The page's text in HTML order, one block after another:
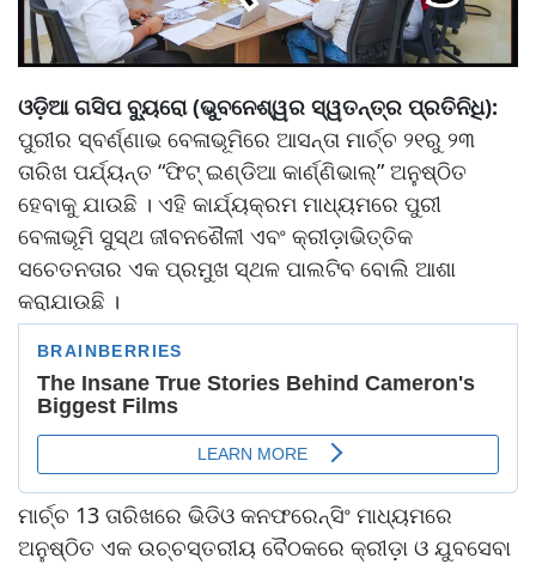
ଓଡ଼ିଆ ଗସିପ ବ୍ୟୁରୋ (ଭୁବନେଶ୍ୱର ସ୍ୱତନ୍ତ୍ର ପ୍ରତିନିଧି):
ପୁରୀର ସ୍ବର୍ଣ୍ଣାଭ ବେଳାଭୂମିରେ ଆସନ୍ତା ମାର୍ଚ୍ଚ ୨୧ରୁ ୨୩
ତାରିଖ ପର୍ଯ୍ୟନ୍ତ “ଫିଟ୍ ଇଣ୍ଡିଆ କାର୍ଣ୍ଣିଭାଲ୍” ଅନୁଷ୍ଠିତ
ହେବାକୁ ଯାଉଛି । ଏହି କାର୍ଯ୍ୟକ୍ରମ ମାଧ୍ୟମରେ ପୁରୀ
ବେଳାଭୂମି ସୁସ୍ଥ ଜୀବନଶୈଳୀ ଏବଂ କ୍ରୀଡ଼ାଭିତ୍ତିକ
ସଚେତନତାର ଏକ ପ୍ରମୁଖ ସ୍ଥଳ ପାଲଟିବ ବୋଲି ଆଶା
କରାଯାଉଛି ।
ମାର୍ଚ୍ଚ 13 ତାରିଖରେ ଭିଡିଓ କନଫରେନ୍ସିଂ ମାଧ୍ୟମରେ
ଅନୁଷ୍ଠିତ ଏକ ଉଚ୍ଚସ୍ତରୀୟ ବୈଠକରେ କ୍ରୀଡ଼ା ଓ ଯୁବସେବା